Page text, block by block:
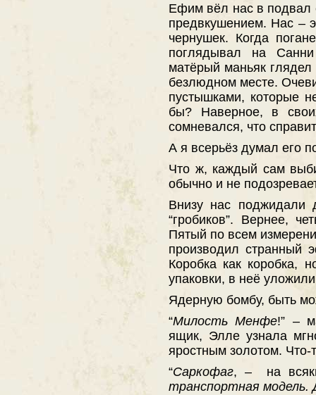
Ефим вёл нас в подвал
предвкушением. Нас –
чернушек. Когда
поглядывал на
матёрый маньяк
безлюдном месте.
пустышками, которые
бы? Наверное, в
сомневался, что
А я всерьёз думал его
Что ж, каждый сам
обычно и не
Внизу нас поджидали
“гробиков”. Вернее,
Пятый по всем
производил странный
Коробка как коробка,
упаковки, в неё
Ядерную бомбу, быть
“Милость Менфе!” –
ящик, Элле узнала
яростным золотом. Что-
“Саркофаг, – на
транспортная модель.